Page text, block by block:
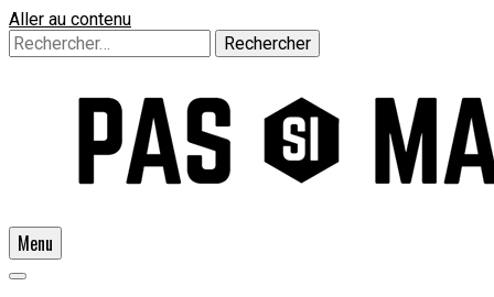
Aller au contenu
Rechercher :
Un guide pour l'homme moderne
Menu